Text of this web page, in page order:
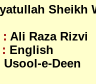
Sheikh
: Ali Raza Rizvi
English
Usool-e-Deen